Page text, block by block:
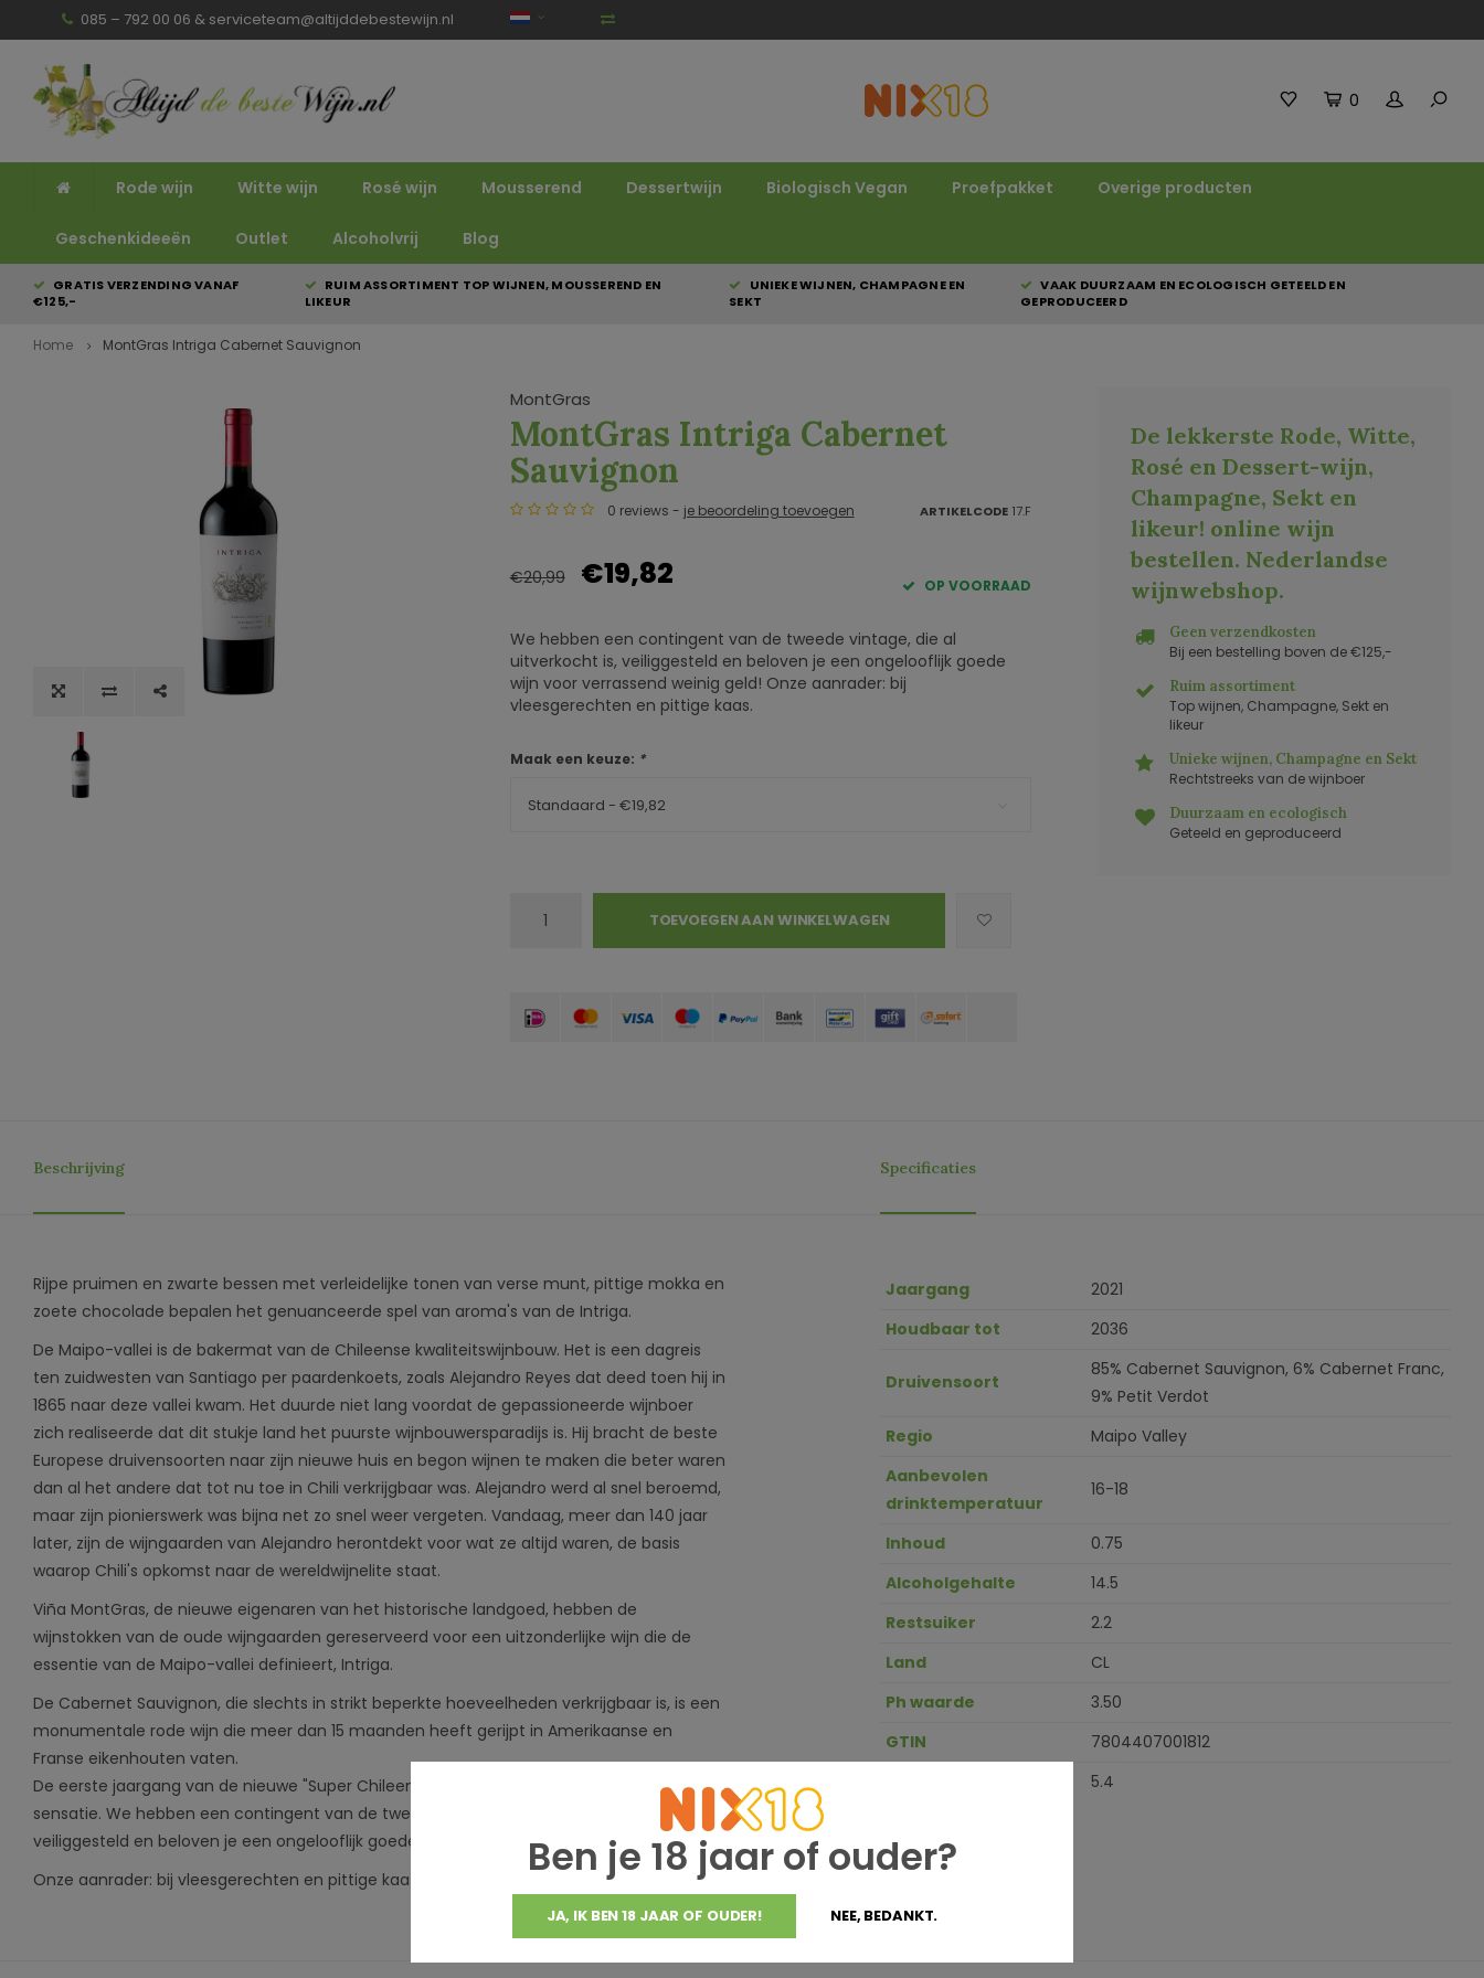
085 – 792 00 06 & serviceteam@altijddebestewijn.nl
0
Rode wijn Witte wijn Rosé wijn Mousserend Dessertwijn Biologisch Vegan Proefpakket Overige producten
Geschenkideeën Outlet Alcoholvrij Blog
GRATIS VERZENDING VANAF
€125,-
RUIM ASSORTIMENT TOP WIJNEN, MOUSSEREND EN
LIKEUR
UNIEKE WIJNEN, CHAMPAGNE EN
SEKT
VAAK DUURZAAM EN ECOLOGISCH GETEELD EN
GEPRODUCEERD
Ben je 18 jaar of ouder?
JA, IK BEN 18 JAAR OF OUDER! NEE, BEDANKT.
Home MontGras Intriga Cabernet Sauvignon
MontGras
MontGras Intriga Cabernet
Sauvignon
0 reviews - je beoordeling toevoegen ARTIKELCODE17.F
€20,99 €19,82 OP VOORRAAD
We hebben een contingent van de tweede vintage, die al
uitverkocht is, veiliggesteld en beloven je een ongelooflijk goede
wijn voor verrassend weinig geld! Onze aanrader: bij
vleesgerechten en pittige kaas.
Maak een keuze: *
Standaard - €19,82
TOEVOEGEN AAN WINKELWAGEN
De lekkerste Rode, Witte,
Rosé en Dessert-wijn,
Champagne, Sekt en
likeur! online wijn
bestellen. Nederlandse
wijnwebshop.
Geen verzendkosten
Bij een bestelling boven de €125,-
Ruim assortiment
Top wijnen, Champagne, Sekt en
likeur
Unieke wijnen, Champagne en Sekt
Rechtstreeks van de wijnboer
Duurzaam en ecologisch
Geteeld en geproduceerd
Beschrijving Specificaties
Rijpe pruimen en zwarte bessen met verleidelijke tonen van verse munt, pittige mokka en
zoete chocolade bepalen het genuanceerde spel van aroma's van de Intriga.
De Maipo-vallei is de bakermat van de Chileense kwaliteitswijnbouw. Het is een dagreis
ten zuidwesten van Santiago per paardenkoets, zoals Alejandro Reyes dat deed toen hij in
1865 naar deze vallei kwam. Het duurde niet lang voordat de gepassioneerde wijnboer
zich realiseerde dat dit stukje land het puurste wijnbouwersparadijs is. Hij bracht de beste
Europese druivensoorten naar zijn nieuwe huis en begon wijnen te maken die beter waren
dan al het andere dat tot nu toe in Chili verkrijgbaar was. Alejandro werd al snel beroemd,
maar zijn pionierswerk was bijna net zo snel weer vergeten. Vandaag, meer dan 140 jaar
later, zijn de wijngaarden van Alejandro herontdekt voor wat ze altijd waren, de basis
waarop Chili's opkomst naar de wereldwijnelite staat.
Viña MontGras, de nieuwe eigenaren van het historische landgoed, hebben de
wijnstokken van de oude wijngaarden gereserveerd voor een uitzonderlijke wijn die de
essentie van de Maipo-vallei definieert, Intriga.
De Cabernet Sauvignon, die slechts in strikt beperkte hoeveelheden verkrijgbaar is, is een
monumentale rode wijn die meer dan 15 maanden heeft gerijpt in Amerikaanse en
Franse eikenhouten vaten.
De eerste jaargang van de nieuwe "Super Chileen" zorgde al voor een internationale
sensatie. We hebben een contingent van de tweede vintage, die al uitverkocht is,
veiliggesteld en beloven je een ongelooflijk goede wijn voor verrassend weinig geld!
Onze aanrader: bij vleesgerechten en pittige kaas.
Jaargang
2021
Houdbaar tot
2036
Druivensoort
85% Cabernet Sauvignon, 6% Cabernet Franc,
9% Petit Verdot
Regio
Maipo Valley
Aanbevolen
drinktemperatuur
16-18
Inhoud
0.75
Alcoholgehalte
14.5
Restsuiker
2.2
Land
CL
Ph waarde
3.50
GTIN
7804407001812
5.4